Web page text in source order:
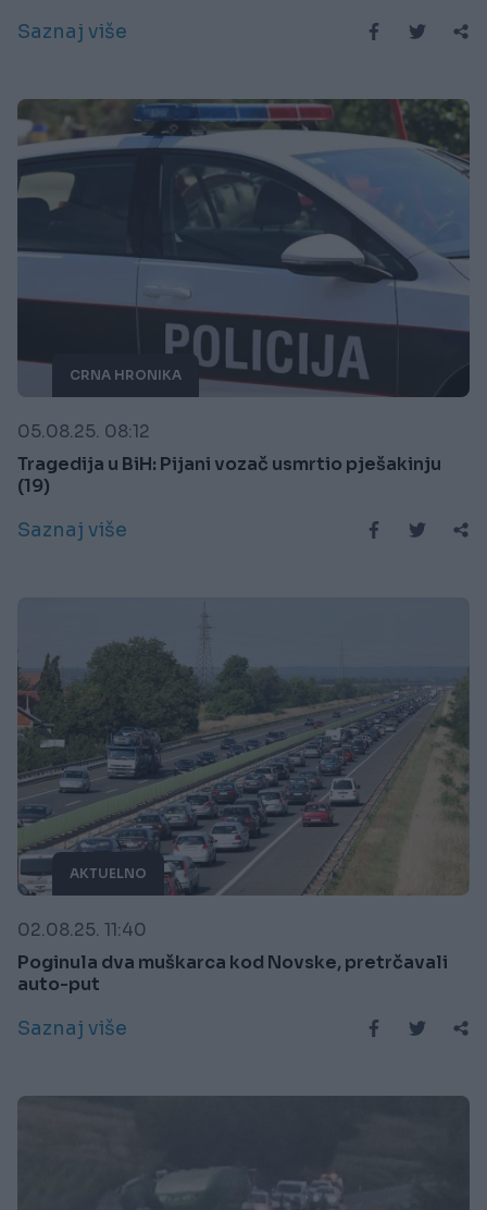
Saznaj više
CRNA HRONIKA
05.08.25. 08:12
Tragedija u BiH: Pijani vozač usmrtio pješakinju
(19)
Saznaj više
AKTUELNO
02.08.25. 11:40
Poginula dva muškarca kod Novske, pretrčavali
auto-put
Saznaj više